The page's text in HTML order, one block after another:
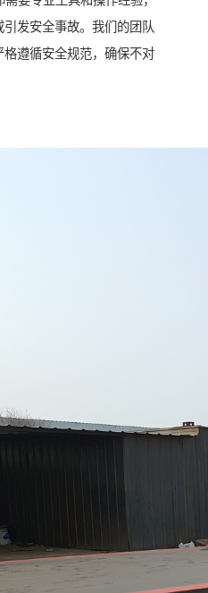
发安全事故。我们的团队
遵循安全规范，确保不对